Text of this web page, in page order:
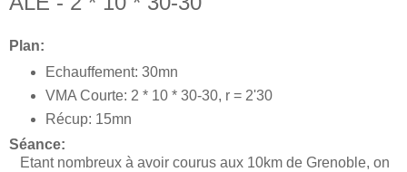
Plan:
Echauffement: 30mn
VMA Courte: 2 * 10 * 30-30, r = 2'30
Récup: 15mn
Séance:
Etant nombreux à avoir courus aux 10km de Grenoble, on